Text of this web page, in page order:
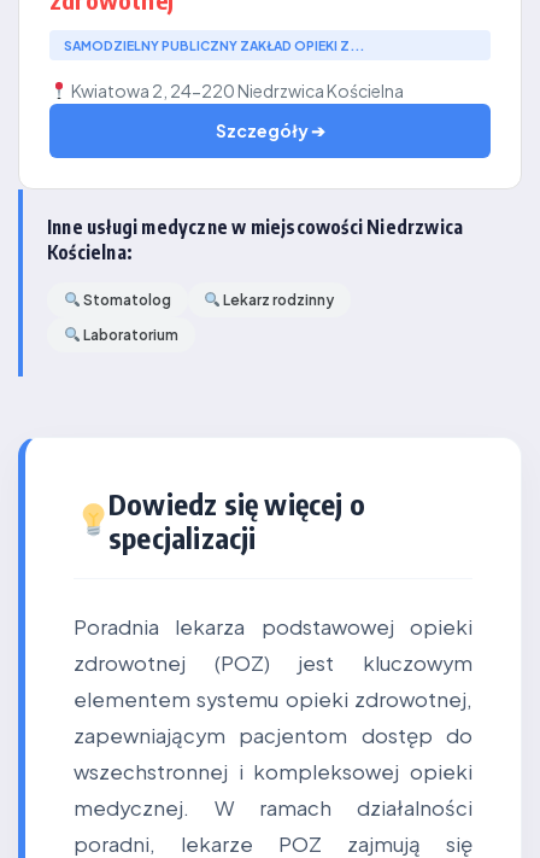
SAMODZIELNY PUBLICZNY ZAKŁAD OPIEKI Z...
Kwiatowa 2, 24-220 Niedrzwica Kościelna
Szczegóły ➔
Inne usługi medyczne w miejscowości Niedrzwica
Kościelna:
Stomatolog
Lekarz rodzinny
Laboratorium
Dowiedz się więcej o
specjalizacji
Poradnia lekarza podstawowej opieki
zdrowotnej (POZ) jest kluczowym
elementem systemu opieki zdrowotnej,
zapewniającym pacjentom dostęp do
wszechstronnej i kompleksowej opieki
medycznej. W ramach działalności
poradni, lekarze POZ zajmują się